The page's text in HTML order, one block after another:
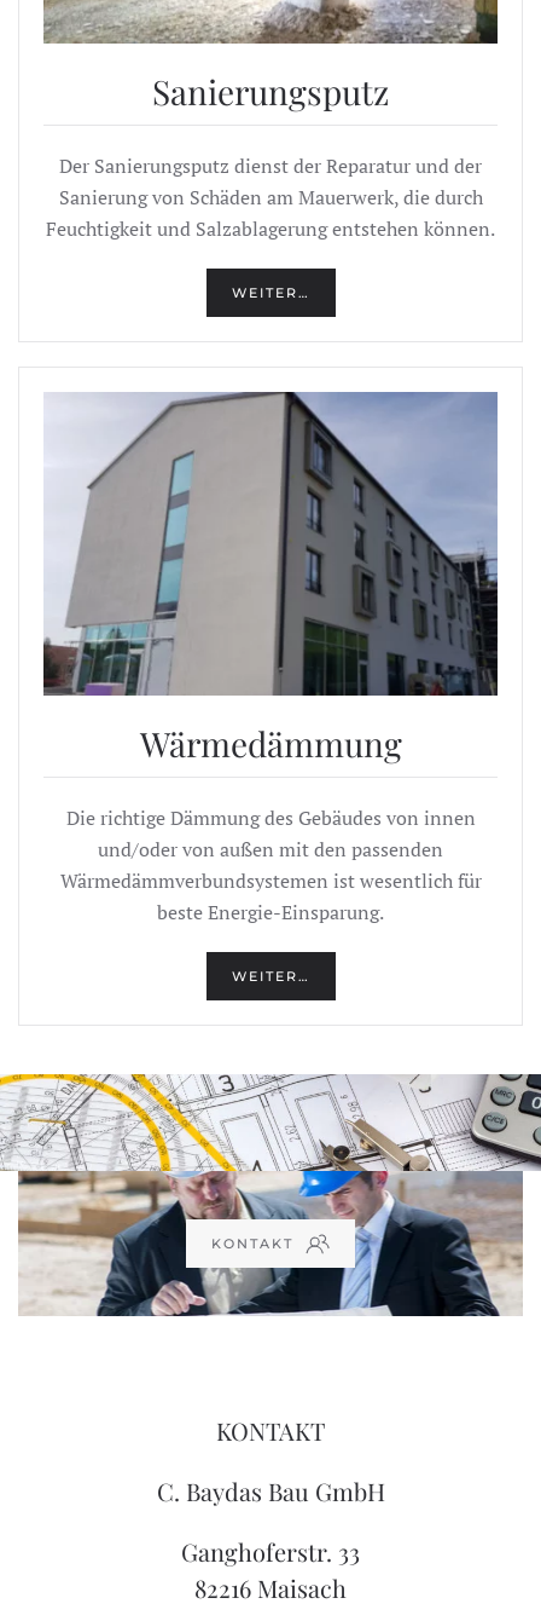
Sanierungsputz
Der Sanierungsputz dienst der Reparatur und der
Sanierung von Schäden am Mauerwerk, die durch
Feuchtigkeit und Salzablagerung entstehen können.
WEITER…
Wärmedämmung
Die richtige Dämmung des Gebäudes von innen
und/oder von außen mit den passenden
Wärmedämmverbundsystemen ist wesentlich für
beste Energie-Einsparung.
WEITER…
KONTAKT
KONTAKT
C. Baydas Bau GmbH
Ganghoferstr. 33
82216 Maisach